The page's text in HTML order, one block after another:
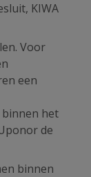
KIWA
Voor
een
binnen het
de
binnen